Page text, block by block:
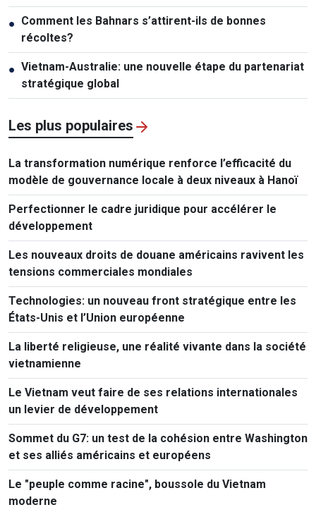
● Comment les Bahnars s’attirent-ils de bonnes
récoltes?
● Vietnam-Australie: une nouvelle étape du partenariat
stratégique global
Les plus populaires
La transformation numérique renforce l’efficacité du
modèle de gouvernance locale à deux niveaux à Hanoï
Perfectionner le cadre juridique pour accélérer le
développement
Les nouveaux droits de douane américains ravivent les
tensions commerciales mondiales
Technologies: un nouveau front stratégique entre les
États-Unis et l’Union européenne
La liberté religieuse, une réalité vivante dans la société
vietnamienne
Le Vietnam veut faire de ses relations internationales
un levier de développement
Sommet du G7: un test de la cohésion entre Washington
et ses alliés américains et européens
Le "peuple comme racine", boussole du Vietnam
moderne